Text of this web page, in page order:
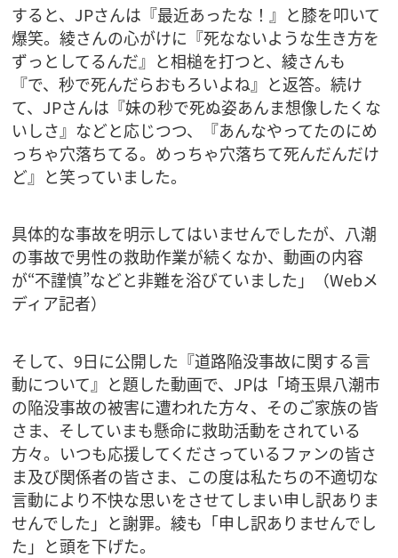
すると、JPさんは『最近あったな！』と膝を叩いて
爆笑。綾さんの心がけに『死なないような生き方を
ずっとしてるんだ』と相槌を打つと、綾さんも
『で、秒で死んだらおもろいよね』と返答。続け
て、JPさんは『妹の秒で死ぬ姿あんま想像したくな
いしさ』などと応じつつ、『あんなやってたのにめ
っちゃ穴落ちてる。めっちゃ穴落ちて死んだんだけ
ど』と笑っていました。
具体的な事故を明示してはいませんでしたが、八潮
の事故で男性の救助作業が続くなか、動画の内容
が“不謹慎”などと非難を浴びていました」（Webメ
ディア記者）
そして、9日に公開した『道路陥没事故に関する言
動について』と題した動画で、JPは「埼玉県八潮市
の陥没事故の被害に遭われた方々、そのご家族の皆
さま、そしていまも懸命に救助活動をされている
方々。いつも応援してくださっているファンの皆さ
ま及び関係者の皆さま、この度は私たちの不適切な
言動により不快な思いをさせてしまい申し訳ありま
せんでした」と謝罪。綾も「申し訳ありませんでし
た」と頭を下げた。